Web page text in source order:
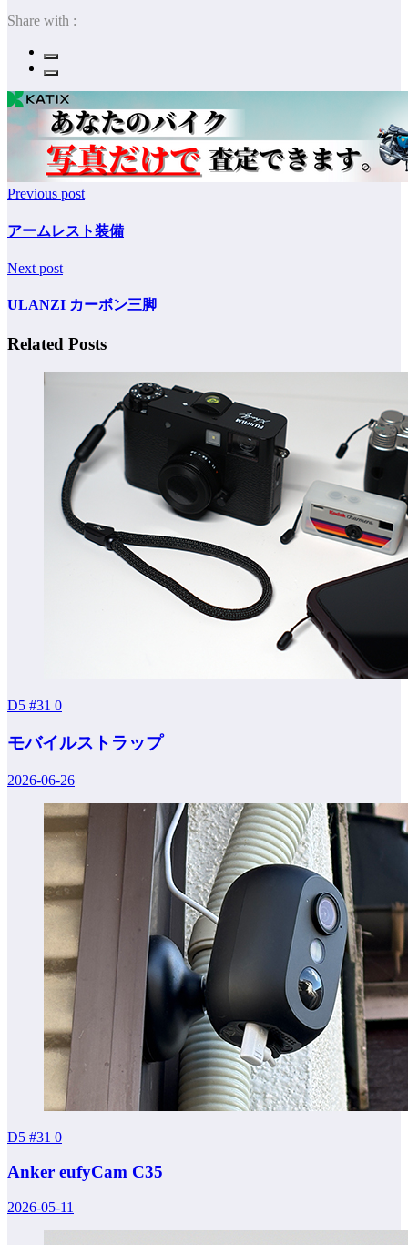
Share with :
Previous post
アームレスト装備
Next post
ULANZI カーボン三脚
Related Posts
D5 #31 0
モバイルストラップ
2026-06-26
D5 #31 0
Anker eufyCam C35
2026-05-11